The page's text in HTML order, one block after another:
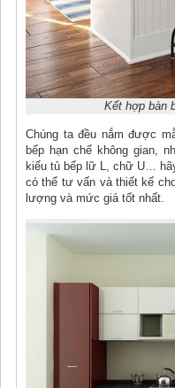
Kết hợp bàn
Chúng ta đều nắm được
bếp hạn chế không gian,
kiểu tủ bếp lữ L, chữ U…
có thể tư vấn và thiết kế
lượng và mức giá tốt nhất.